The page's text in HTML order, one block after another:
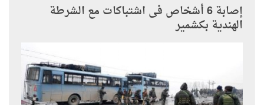
إصابة 6 أشخاص فى اشتباكات مع الشرطة
الهندية بكشمير